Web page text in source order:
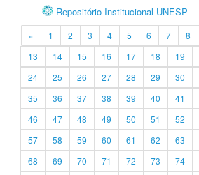
Repositório Institucional UNESP
« 1 2 3 4 5 6 7 8
13
14 15 16 17 18 19
24
25 26 27 28 29 30
35
36 37 38 39 40 41
46
47 48 49 50 51 52
57
58 59 60 61 62 63
68
69 70 71 72 73 74